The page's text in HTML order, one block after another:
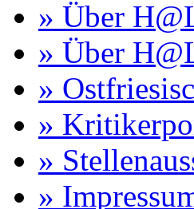
» Über
» Über
»
»
»
»